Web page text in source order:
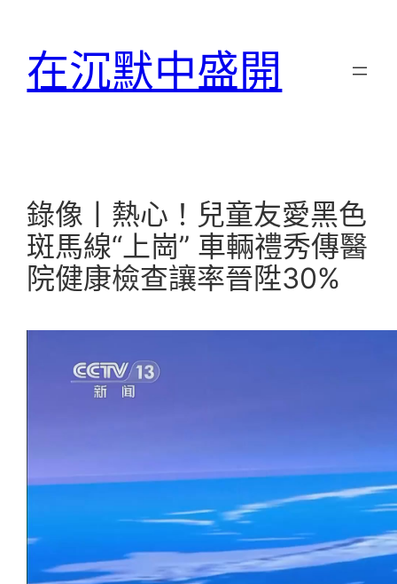
在沉默中盛開
錄像丨熱心！兒童友愛黑色
斑馬線“上崗” 車輛禮秀傳醫
院健康檢查讓率晉陞30%